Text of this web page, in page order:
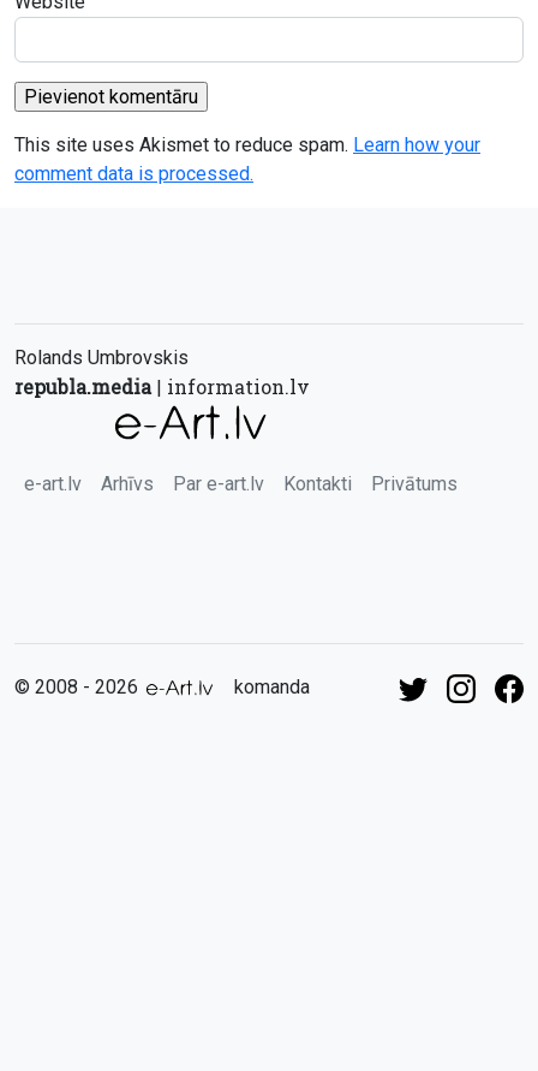
This site uses Akismet to reduce spam. Learn how your
comment data is processed.
Rolands Umbrovskis
republa.media| information.lv
e-art.lv Arhīvs Par e-art.lv Kontakti Privātums
© 2008 - 2026 komanda